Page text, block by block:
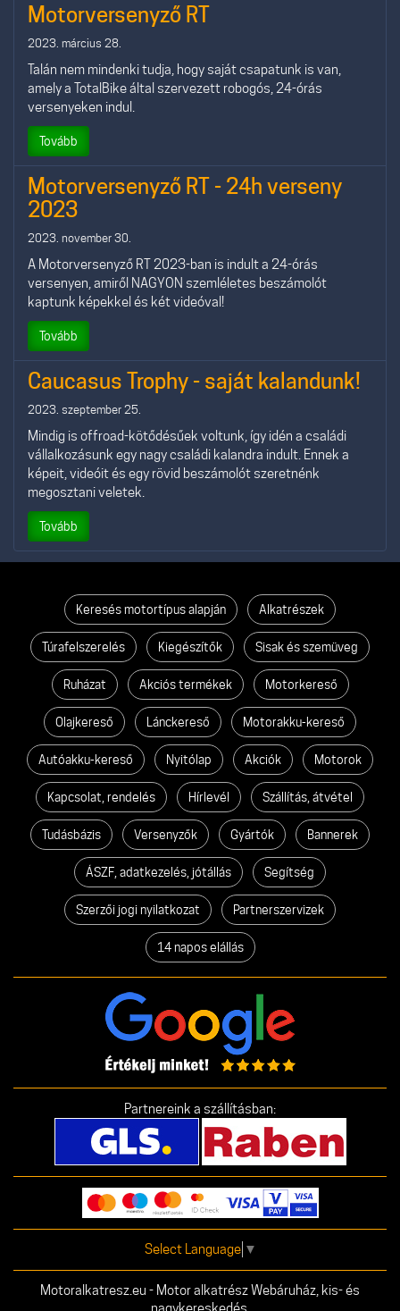
Motorversenyző RT
2023. március 28.
Talán nem mindenki tudja, hogy saját csapatunk is van,
amely a TotalBike által szervezett robogós, 24-órás
versenyeken indul.
Tovább
Motorversenyző RT - 24h verseny
2023
2023. november 30.
A Motorversenyző RT 2023-ban is indult a 24-órás
versenyen, amiről NAGYON szemléletes beszámolót
kaptunk képekkel és két videóval!
Tovább
Caucasus Trophy - saját kalandunk!
2023. szeptember 25.
Mindig is offroad-kötődésűek voltunk, így idén a családi
vállalkozásunk egy nagy családi kalandra indult. Ennek a
képeit, videóit és egy rövid beszámolót szeretnénk
megosztani veletek.
Tovább
Keresés motortípus alapján Alkatrészek
Túrafelszerelés Kiegészítők Sisak és szemüveg
Ruházat Akciós termékek Motorkereső
Olajkereső Lánckereső Motorakku-kereső
Autóakku-kereső Nyitólap Akciók Motorok
Kapcsolat, rendelés Hírlevél Szállítás, átvétel
Tudásbázis Versenyzők Gyártók Bannerek
ÁSZF, adatkezelés, jótállás Segítség
Szerzői jogi nyilatkozat Partnerszervizek
14 napos elállás
Partnereink a szállításban:
Select Language ▼
Motoralkatresz.eu - Motor alkatrész Webáruház, kis- és
nagykereskedés.